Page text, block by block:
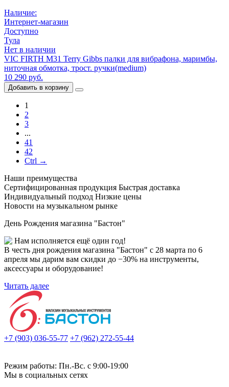
Наличие:
Интернет-магазин
Доступно
Тула
Нет в наличии
VIC FIRTH M31 Terry Gibbs палки для вибрафона, маримбы,
ниточная обмотка, трост. ручки(medium)
10 290 руб.
Добавить в корзину
1
2
3
...
41
42
Ctrl →
Наши преимущества
Сертифицированная продукция Быстрая доставка
Индивидуальный подход Низкие цены
Новости на музыкальном рынке
День Рождения магазина "Бастон"
Нам исполняется ещё один год!
В честь дня рождения магазина "Бастон" с 28 марта по 6
апреля мы дарим вам скидки до −30% на инструменты,
аксессуары и оборудование!
Читать далее
+7 (903) 036-55-77 +7 (962) 272-55-44
Режим работы: Пн.-Вс. с 9:00-19:00
Мы в социальных сетях